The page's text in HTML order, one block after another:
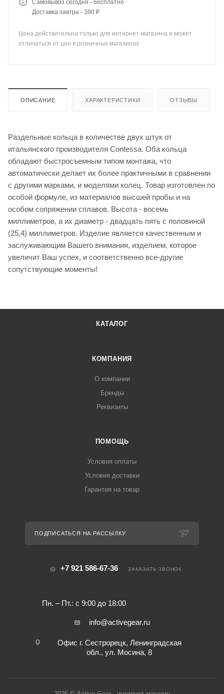
Самовывоз сегодня - бесплатно
Доставка завтра - 390 ₽
Цена действительна только для интернет-магазина и может
отличаться от цен в розничных магазинах
ОПИСАНИЕ ХАРАКТЕРИСТИКИ ОТЗЫВЫ
Раздельные кольца в количестве двух штук от
итальянского производителя Contessa. Оба кольца
обладают быстросъемным типом монтажа, что
автоматически делает их более практичными в сравнении
с другими марками, и моделями колец. Товар изготовлен по
особой формуле, из материалов высшей пробы и на
особом сопряжении сплавов. Высота - восемь
миллиметров, а их диаметр - двадцать пять с половиной
(25,4) миллиметров. Изделие является качественным и
заслуживающим Вашего внимания, изделием, которое
увеличит Ваш успех, и соответственно все-другие
сопутствующие моменты!
КАТАЛОГ
КОМПАНИЯ
О компании
Бренды
Реквизиты
ПОМОЩЬ
Условия оплаты
Условия доставки
Гарантия на товар
ПОДПИСАТЬСЯ НА РАССЫЛКУ
+7 921 586-67-36
Пн. – Пт.: с 9:00 до 18:00
ЗАКАЗАТЬ ЗВОНОК
info@activegear.ru
Офис г. Сестрорецк, Ленинградская
обл., ул. Мосина, 8